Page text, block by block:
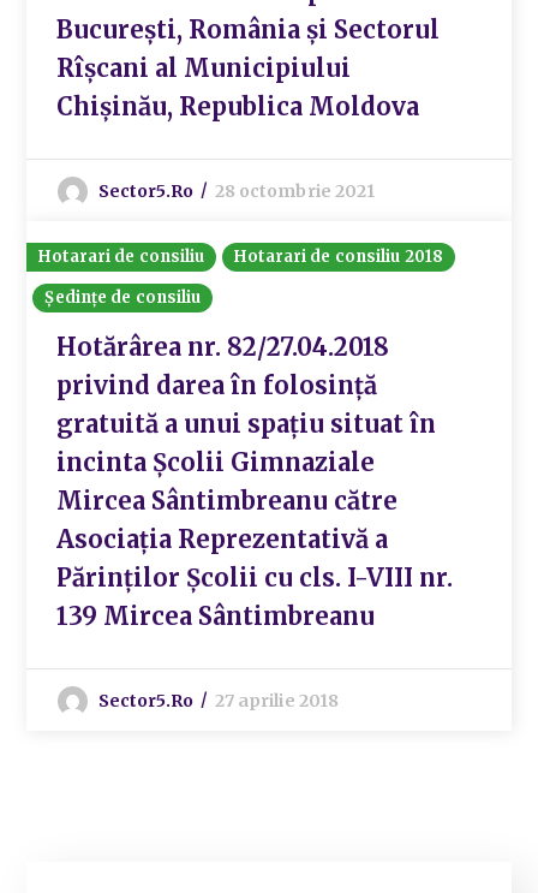
București, România și Sectorul
Rîșcani al Municipiului
Chișinău, Republica Moldova
Sector5.ro 28 octombrie 2021
Hotarari de consiliu
Hotarari de consiliu 2018
Ședințe de consiliu
Hotărârea nr. 82/27.04.2018
privind darea în folosință
gratuită a unui spațiu situat în
incinta Școlii Gimnaziale
Mircea Sântimbreanu către
Asociația Reprezentativă a
Părinților Școlii cu cls. I-VIII nr.
139 Mircea Sântimbreanu
Sector5.ro 27 aprilie 2018